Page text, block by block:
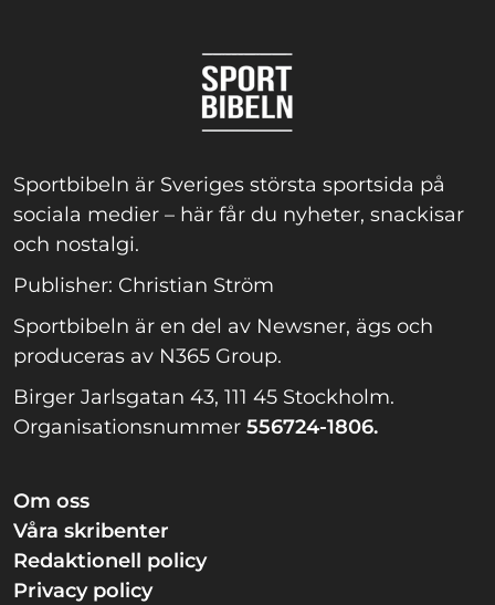
Sportbibeln är Sveriges största sportsida på
sociala medier – här får du nyheter, snackisar
och nostalgi.
Publisher: Christian Ström
Sportbibeln är en del av Newsner, ägs och
produceras av N365 Group.
Birger Jarlsgatan 43, 111 45 Stockholm.
Organisationsnummer 556724-1806.
Om oss
Våra skribenter
Redaktionell policy
Privacy policy